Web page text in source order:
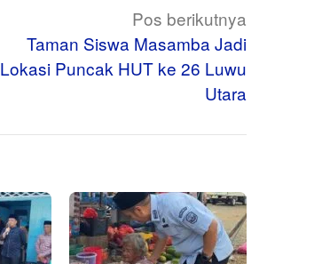
Pos berikutnya
Taman Siswa Masamba Jadi
Lokasi Puncak HUT ke 26 Luwu
Utara